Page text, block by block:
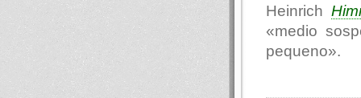
Heinrich
«medio
pequeno».